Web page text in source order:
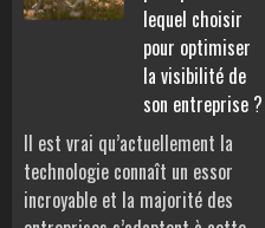
lequel choisir
pour optimiser
la visibilité de
son entreprise ?
Il est vrai qu’actuellement la
technologie connaît un essor
incroyable et la majorité des